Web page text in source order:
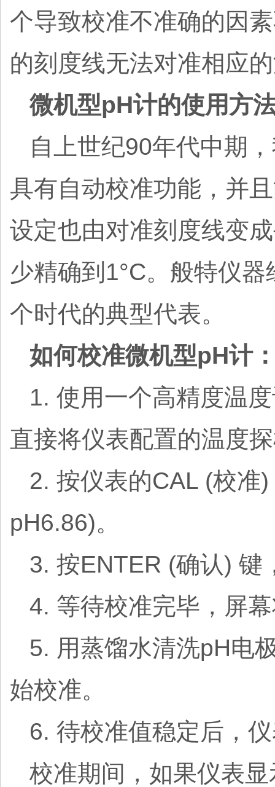
个导致校准不准确的因
的刻度线无法对准相应
微机型pH计的使用方
自上世纪90年代中期
具有自动校准功能，并
设定也由对准刻度线变
少精确到1°C。般特仪
个时代的典型代表。
如何校准微机型pH计
1. 使用一个高精度温
直接将仪表配置的温度
2. 按仪表的CAL (校准
pH6.86)。
3. 按ENTER (确认) 键
4. 等待校准完毕，屏
5. 用蒸馏水清洗pH电
始校准。
6. 待校准值稳定后，
校准期间，如果仪表